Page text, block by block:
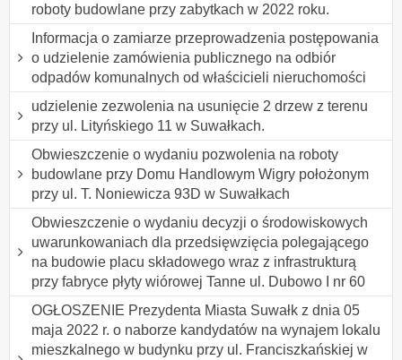
roboty budowlane przy zabytkach w 2022 roku.
Informacja o zamiarze przeprowadzenia postępowania
o udzielenie zamówienia publicznego na odbiór
odpadów komunalnych od właścicieli nieruchomości
udzielenie zezwolenia na usunięcie 2 drzew z terenu
przy ul. Lityńskiego 11 w Suwałkach.
Obwieszczenie o wydaniu pozwolenia na roboty
budowlane przy Domu Handlowym Wigry położonym
przy ul. T. Noniewicza 93D w Suwałkach
Obwieszczenie o wydaniu decyzji o środowiskowych
uwarunkowaniach dla przedsięwzięcia polegającego
na budowie placu składowego wraz z infrastrukturą
przy fabryce płyty wiórowej Tanne ul. Dubowo I nr 60
OGŁOSZENIE Prezydenta Miasta Suwałk z dnia 05
maja 2022 r. o naborze kandydatów na wynajem lokalu
mieszkalnego w budynku przy ul. Franciszkańskiej w